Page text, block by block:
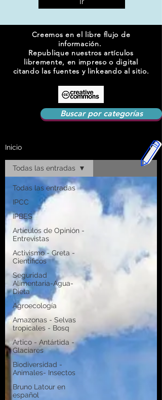
Creemos en el libre flujo de
información.
Republique nuestros artículos
libremente, en impreso o digital
citando las fuentes y linkeando al sitio.
Buscar por categorías
Inicio
Todas las entradas
IPCC
IPBES
Artículos de Opinión -
Entrevistas
Activismo - Greta -
Científicos
Seguridad
Alimentaria-Agua-
Dieta
Agroecología
Amazonas - Selvas
tropicales - Bosq
Artico - Antártida -
Glaciares
Biodiversidad -
Animales- Insectos
Bruno Latour en
español
Todas las entradas